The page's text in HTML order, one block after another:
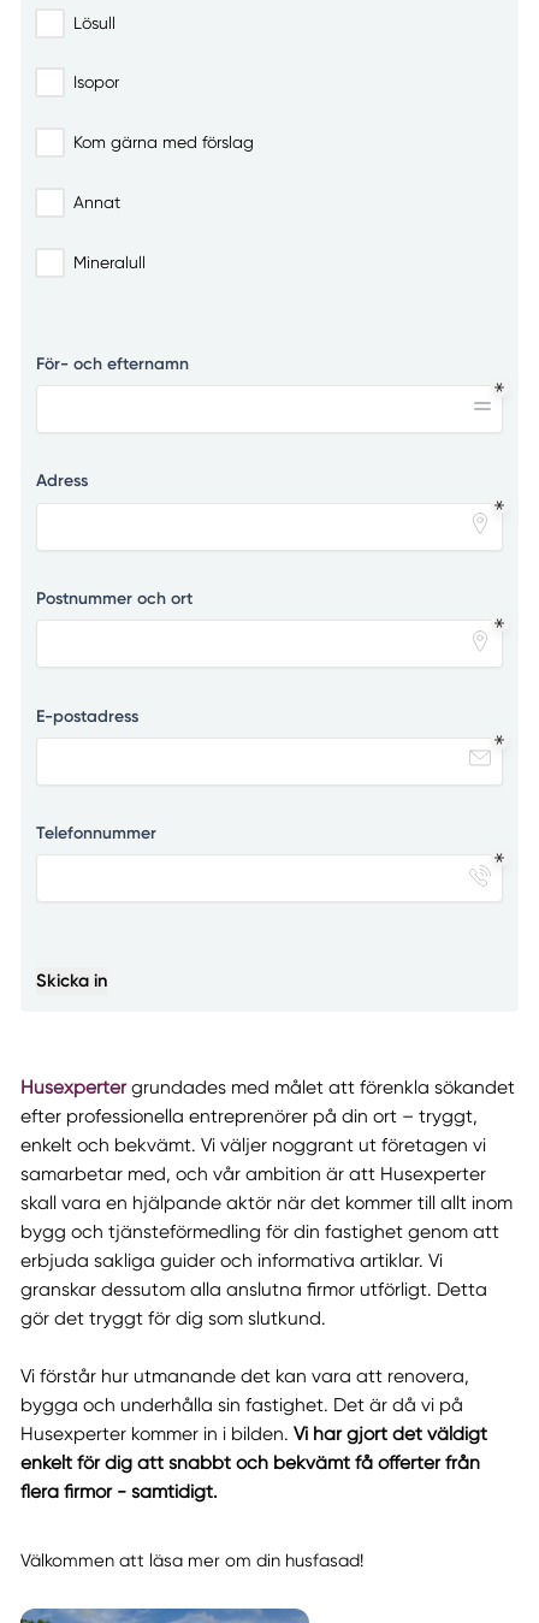
Lösull
Isopor
Kom gärna med förslag
Annat
Mineralull
För- och efternamn
Adress
Postnummer och ort
E-postadress
Telefonnummer
Skicka in
Husexpertergrundades med målet att förenkla sökandet
efter professionella entreprenörer på din ort – tryggt,
enkelt och bekvämt. Vi väljer noggrant ut företagen vi
samarbetar med, och vår ambition är att Husexperter
skall vara en hjälpande aktör när det kommer till allt inom
bygg och tjänsteförmedling för din fastighet genom att
erbjuda sakliga guider och informativa artiklar. Vi
granskar dessutom alla anslutna firmor utförligt. Detta
gör det tryggt för dig som slutkund.
Vi förstår hur utmanande det kan vara att renovera,
bygga och underhålla sin fastighet. Det är då vi på
Husexperter kommer in i bilden. Vi har gjort det väldigt
enkelt för dig att snabbt och bekvämt få offerter från
flera firmor - samtidigt.
Välkommen att läsa mer om din husfasad!